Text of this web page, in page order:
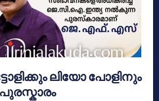
ലിയോ പോളിനും